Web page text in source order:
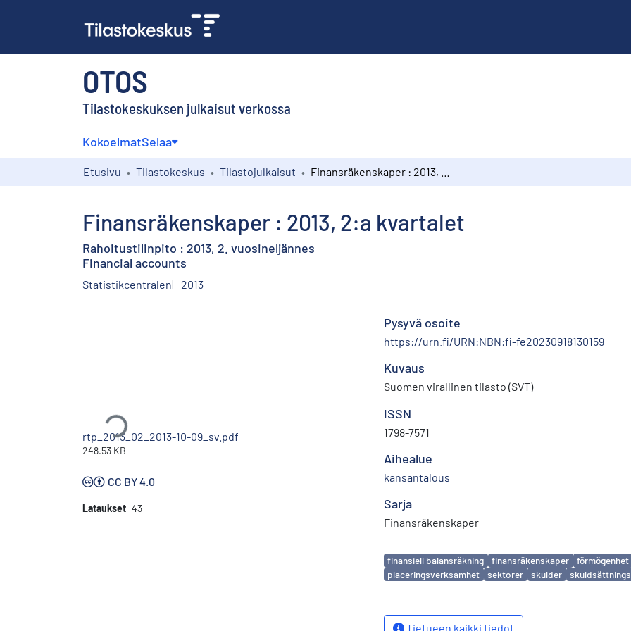
OTOS
Tilastokeskuksen julkaisut verkossa
KokoelmatSelaa
Etusivu Tilastokeskus Tilastojulkaisut
Finansräkenskaper : 2013, 2:a kvartalet
Rahoitustilinpito : 2013, 2. vuosineljännes
Financial accounts
Statistikcentralen 2013
Ladataan...
rtp_2013_02_2013-10-09_sv.pdf
248.53 KB
CC BY 4.0
Lataukset 43
Pysyvä osoite
https://urn.fi/URN:NBN:fi-fe20230918130159
Kuvaus
Suomen virallinen tilasto (SVT)
ISSN
1798-7571
Aihealue
kansantalous
Sarja
Finansräkenskaper
Avainsanat
finansiell balansräkning finansräkenskaper förmögenhet
placeringsverksamhet
sektorer skulder
Tietueen kaikki tiedot